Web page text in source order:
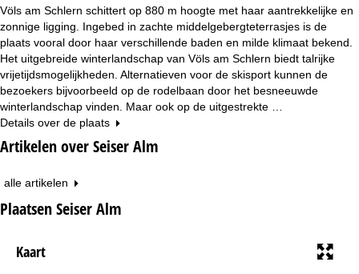
Völs am Schlern schittert op 880 m hoogte met haar aantrekkelijke en
zonnige ligging. Ingebed in zachte middelgebergteterrasjes is de
plaats vooral door haar verschillende baden en milde klimaat bekend.
Het uitgebreide winterlandschap van Völs am Schlern biedt talrijke
vrijetijdsmogelijkheden. Alternatieven voor de skisport kunnen de
bezoekers bijvoorbeeld op de rodelbaan door het besneeuwde
winterlandschap vinden. Maar ook op de uitgestrekte …
Details over de plaats
Artikelen over Seiser Alm
alle artikelen
Plaatsen Seiser Alm
Kaart